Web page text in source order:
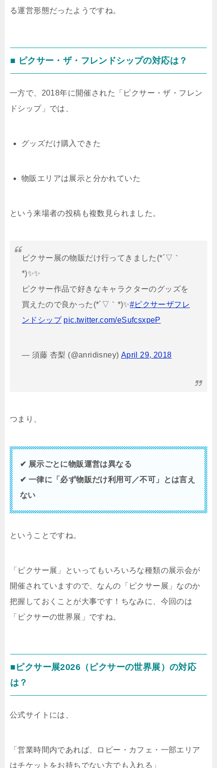
る運営形態だったようですね。
■ ピクサー・ザ・フレンドシップの対応は？
一方で、2018年に開催された「ピクサー・ザ・フレン
ドシップ」では、
グッズだけ購入できた
物販エリアは展示と分かれていた
という来場者の投稿も複数見られました。
ピクサー展の物販だけ行ってきました(*´▽｀
*)✨✨
ピクサー作品で好きなキャラクターのグッズを
買えたので良かった(*´▽｀*)✨#ピクサーザフレ
ンドシップ pic.twitter.com/eSufcsxpeP
— 須藤 杏梨 (@anridisney) April 29, 2018
つまり、
✔ 展示ごとに物販運営は異なる
✔ 一律に「必ず物販だけ利用可／不可」とは言え
ない
ということですね。
「ピクサー展」といってもいろいろな種類の展示会が
開催されていますので、なんの「ピクサー展」なのか
把握しておくことが大事です！ちなみに、今回のは
「ピクサーの世界展」ですね。
■ピクサー展2026（ピクサーの世界展）の対応
は？
公式サイトには、
「営業時間内であれば、ロビー・カフェ・一部エリア
はチケットをお持ちでない方でも入れる」